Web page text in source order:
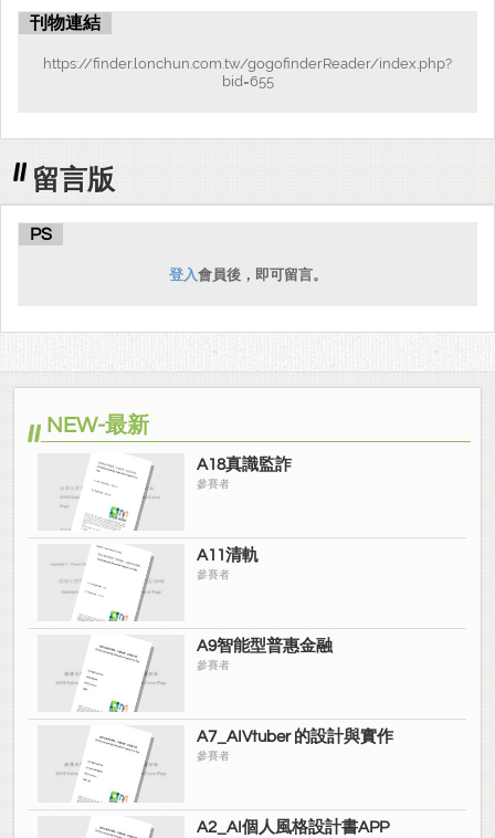
刊物連結
https://finder.lonchun.com.tw/gogofinderReader/index.php?
bid=655
留言版
PS
登入會員後，即可留言。
NEW-最新
A18真識監詐
參賽者
A11清軌
參賽者
A9智能型普惠金融
參賽者
A7_AIVtuber 的設計與實作
參賽者
A2_AI個人風格設計書APP